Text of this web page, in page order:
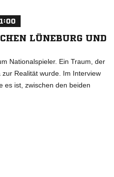
LÜNEBURG UND
Nationalspieler. Ein Traum, der
Realität wurde. Im Interview
es ist, zwischen den beiden